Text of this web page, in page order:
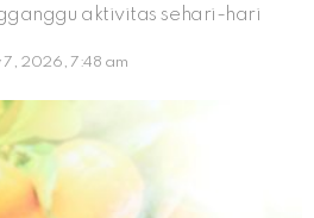
aktivitas sehari-hari
7, 2026, 7:48 am